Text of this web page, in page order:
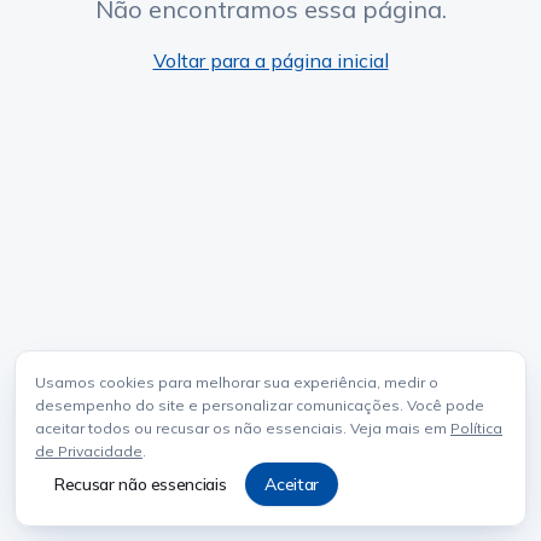
Usamos cookies para melhorar sua experiência, medir o
desempenho do site e personalizar comunicações. Você pode
aceitar todos ou recusar os não essenciais. Veja mais em Política
de Privacidade.
Recusar não essenciais Aceitar
Não encontramos essa página.
Voltar para a página inicial